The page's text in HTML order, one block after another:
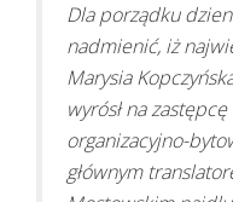
Dla porządku
nadmienić, iż
Marysia
wyrósł na
organizacyjno-
głównym